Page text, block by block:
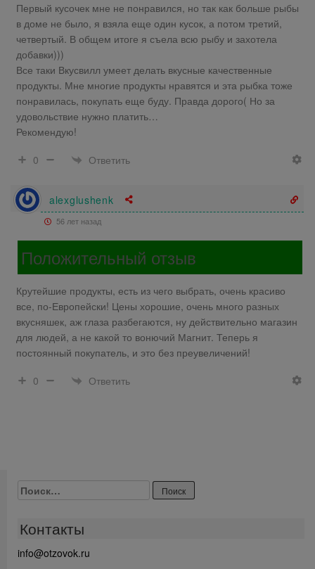
Первый кусочек мне не понравился, но так как больше рыбы
в доме не было, я взяла еще один кусок, а потом третий,
четвертый. В общем итоге я съела всю рыбу и захотела
добавки)))
Все таки Вкусвилл умеет делать вкусные качественные
продукты. Мне многие продукты нравятся и эта рыбка тоже
понравилась, покупать еще буду. Правда дорого( Но за
удовольствие нужно платить…
Рекомендую!
0
Ответить
alexglushenk
56 лет назад
Положительный отзыв
Крутейшие продукты, есть из чего выбрать, очень красиво
все, по-Европейски! Цены хорошие, очень много разных
вкусняшек, аж глаза разбегаются, ну действительно магазин
для людей, а не какой то вонючий Магнит. Теперь я
постоянный покупатель, и это без преувеличений!
0
Ответить
Найти:
Контакты
info@otzovok.ru